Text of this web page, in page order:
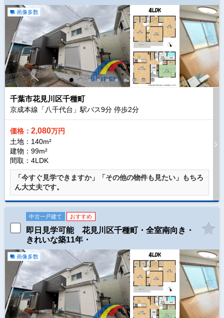
画像多数
千葉市花見川区千種町
京成本線「八千代台」駅バス9分 停歩2分
価格： 2,080万円
土地：140m²
建物：99m²
間取：4LDK
「今すぐ見学できますか」「その他の物件も見たい」もちろ
ん大丈夫です。
中古一戸建て おすすめ
即日見学可能 花見川区千種町・全室南向き・
きれいな築11年・
画像多数